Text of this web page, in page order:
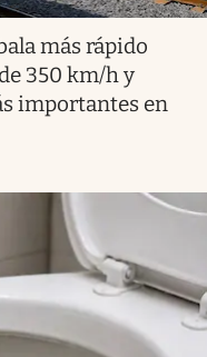
más rápido
350 km/h y
importantes en